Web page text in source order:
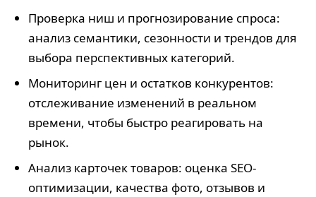
Проверка ниш и прогнозирование спроса:
анализ семантики, сезонности и трендов для
выбора перспективных категорий.
Мониторинг цен и остатков конкурентов:
отслеживание изменений в реальном
времени, чтобы быстро реагировать на
рынок.
Анализ карточек товаров: оценка SEO-
оптимизации, качества фото, отзывов и